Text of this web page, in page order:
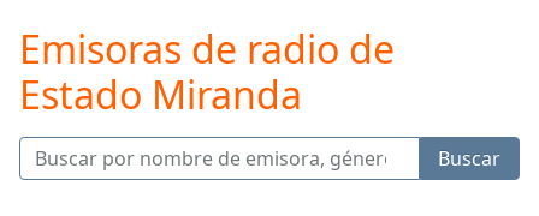
Skip
Backward
Skip
Forward
Current
Time0:00
Emisoras de radio de
Estado Miranda
Buscar